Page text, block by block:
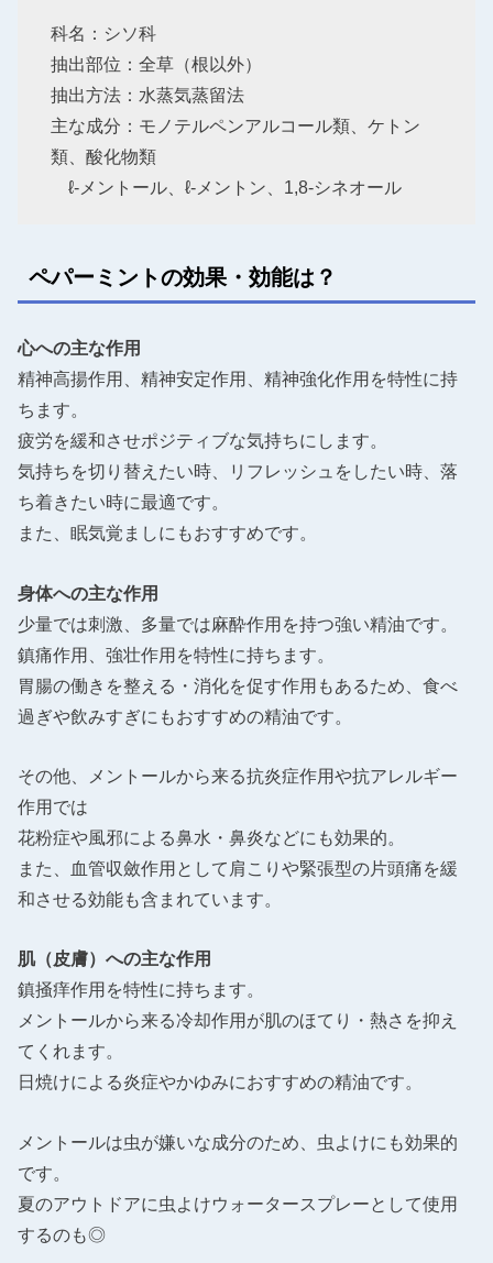
科名：シソ科
抽出部位：全草（根以外）
抽出方法：水蒸気蒸留法
主な成分：モノテルペンアルコール類、ケトン
類、酸化物類
ℓ-メントール、ℓ-メントン、1,8-シネオール
ペパーミントの効果・効能は？
心への主な作用
精神高揚作用、精神安定作用、精神強化作用を特性に持
ちます。
疲労を緩和させポジティブな気持ちにします。
気持ちを切り替えたい時、リフレッシュをしたい時、落
ち着きたい時に最適です。
また、眠気覚ましにもおすすめです。
身体への主な作用
少量では刺激、多量では麻酔作用を持つ強い精油です。
鎮痛作用、強壮作用を特性に持ちます。
胃腸の働きを整える・消化を促す作用もあるため、食べ
過ぎや飲みすぎにもおすすめの精油です。
その他、メントールから来る抗炎症作用や抗アレルギー
作用では
花粉症や風邪による鼻水・鼻炎などにも効果的。
また、血管収斂作用として肩こりや緊張型の片頭痛を緩
和させる効能も含まれています。
肌（皮膚）への主な作用
鎮掻痒作用を特性に持ちます。
メントールから来る冷却作用が肌のほてり・熱さを抑え
てくれます。
日焼けによる炎症やかゆみにおすすめの精油です。
メントールは虫が嫌いな成分のため、虫よけにも効果的
です。
夏のアウトドアに虫よけウォータースプレーとして使用
するのも◎